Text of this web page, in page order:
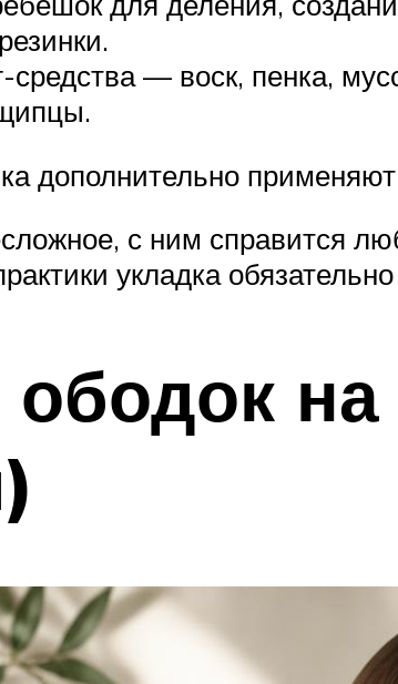
средства — воск, пенка,
дополнительно
с ним справится
укладка
ободок